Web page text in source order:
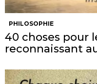
PHILOSOPHIE
40 choses pour
reconnaissant